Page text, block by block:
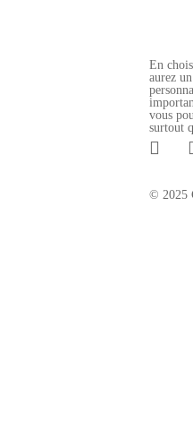
En
aurez
vous
surtout
© 2025